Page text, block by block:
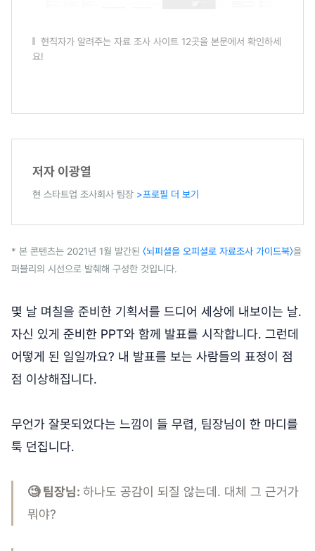
현직자가 알려주는 자료 조사 사이트 12곳을 본문에서 확인하세
요!
저자 이광열
현 스타트업 조사회사 팀장 >프로필 더 보기
* 본 콘텐츠는 2021년 1월 발간된 〈뇌피셜을 오피셜로 자료조사 가이드북〉을
퍼블리의 시선으로 발췌해 구성한 것입니다.
몇 날 며칠을 준비한 기획서를 드디어 세상에 내보이는 날.
자신 있게 준비한 PPT와 함께 발표를 시작합니다. 그런데
어떻게 된 일일까요? 내 발표를 보는 사람들의 표정이 점
점 이상해집니다.
무언가 잘못되었다는 느낌이 들 무렵, 팀장님이 한 마디를
툭 던집니다.
🧐 팀장님: 하나도 공감이 되질 않는데. 대체 그 근거가
뭐야?